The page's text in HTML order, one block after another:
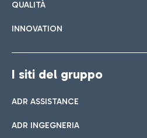
QUALITÀ
INNOVATION
I siti del gruppo
ADR ASSISTANCE
ADR INGEGNERIA